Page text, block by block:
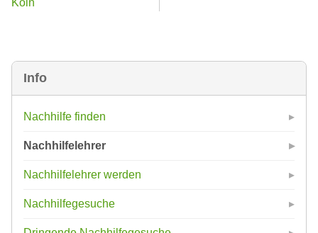
Info
Nachhilfe finden
Nachhilfelehrer
Nachhilfelehrer werden
Nachhilfegesuche